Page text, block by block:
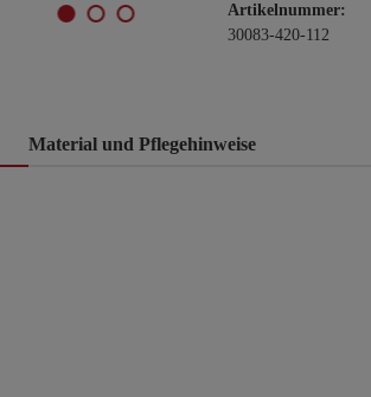
Artikelnummer:
30083-420-112
Material und Pflegehinweise